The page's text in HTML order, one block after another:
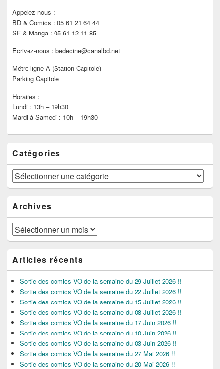
Appelez-nous :
BD & Comics : 05 61 21 64 44
SF & Manga : 05 61 12 11 85
Ecrivez-nous : bedecine@canalbd.net
Métro ligne A (Station Capitole)
Parking Capitole
Horaires :
Lundi : 13h – 19h30
Mardi à Samedi : 10h – 19h30
Catégories
Catégories
Archives
Archives
Articles récents
Sortie des comics VO de la semaine du 29 Juillet 2026 !!
Sortie des comics VO de la semaine du 22 Juillet 2026 !!
Sortie des comics VO de la semaine du 15 Juillet 2026 !!
Sortie des comics VO de la semaine du 08 Juillet 2026 !!
Sortie des comics VO de la semaine du 17 Juin 2026 !!
Sortie des comics VO de la semaine du 10 Juin 2026 !!
Sortie des comics VO de la semaine du 03 Juin 2026 !!
Sortie des comics VO de la semaine du 27 Mai 2026 !!
Sortie des comics VO de la semaine du 20 Mai 2026 !!